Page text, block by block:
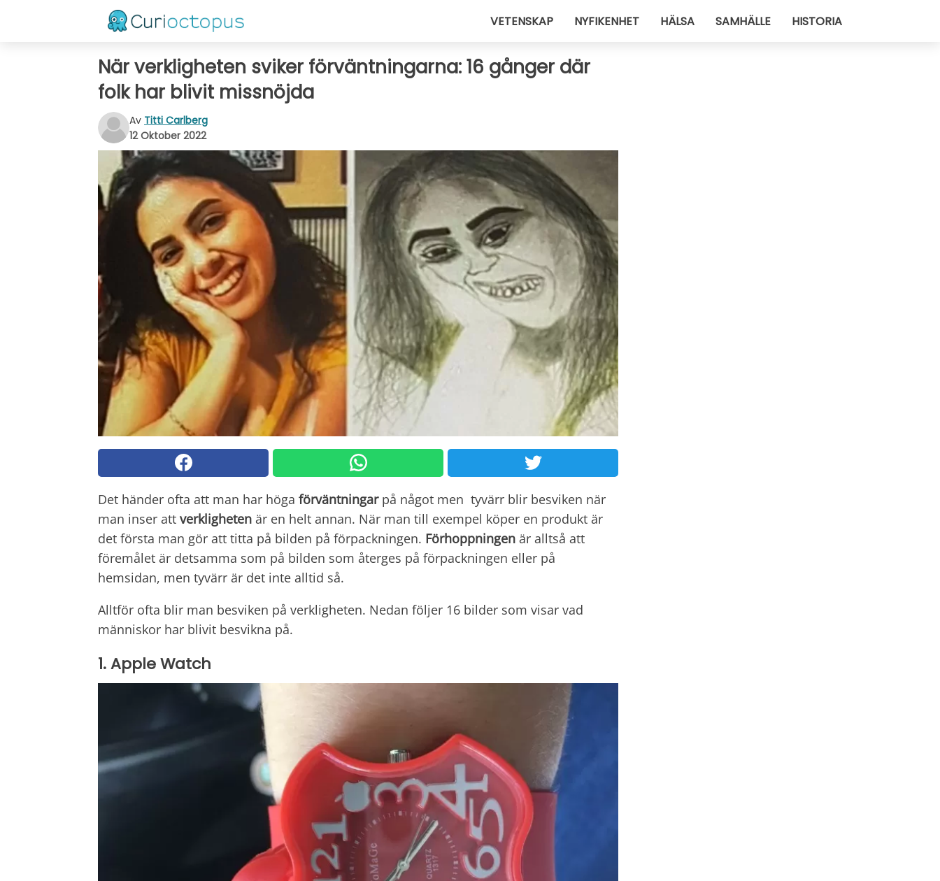
VETENSKAP NYFIKENHET HÄLSA SAMHÄLLE HISTORIA
När verkligheten sviker förväntningarna: 16 gånger där
folk har blivit missnöjda
Av Titti Carlberg
12 Oktober 2022
Det händer ofta att man har höga förväntningarpå något men tyvärr blir besviken när
man inser att verkligheten är en helt annan. När man till exempel köper en produkt är
det första man gör att titta på bilden på förpackningen. Förhoppningen är alltså att
föremålet är detsamma som på bilden som återges på förpackningen eller på
hemsidan, men tyvärr är det inte alltid så.
Alltför ofta blir man besviken på verkligheten. Nedan följer 16 bilder som visar vad
människor har blivit besvikna på.
1. Apple Watch